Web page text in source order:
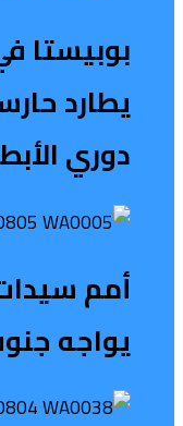
بوبيستا
يطارد
دوري
أمم
يواجه